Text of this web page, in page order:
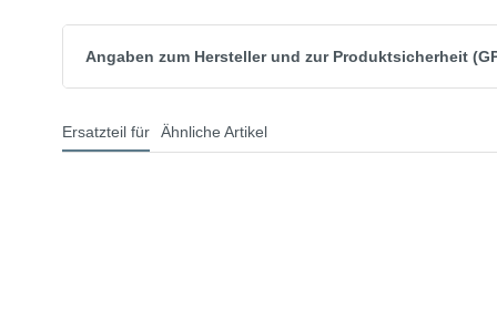
Angaben zum Hersteller und zur Produktsicherheit
Ersatzteil für Ähnliche Artikel